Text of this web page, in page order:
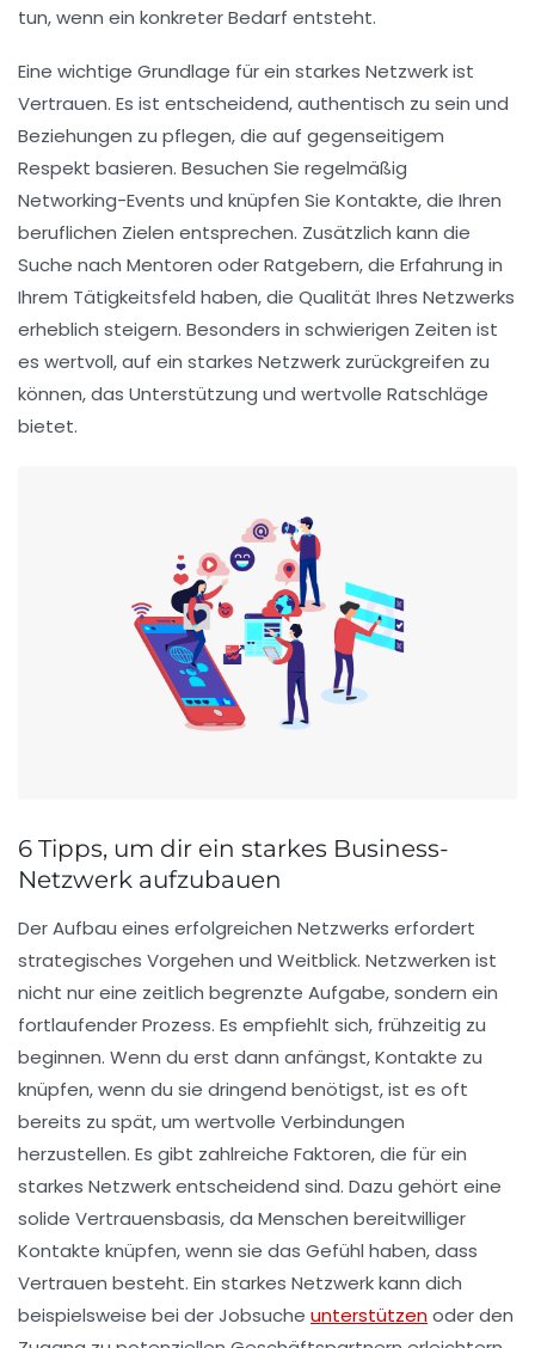
tun, wenn ein konkreter Bedarf entsteht.
Eine wichtige Grundlage für ein starkes Netzwerk ist
Vertrauen. Es ist entscheidend, authentisch zu sein und
Beziehungen zu pflegen, die auf gegenseitigem
Respekt basieren. Besuchen Sie regelmäßig
Networking-Events und knüpfen Sie Kontakte, die Ihren
beruflichen Zielen entsprechen. Zusätzlich kann die
Suche nach Mentoren oder Ratgebern, die Erfahrung in
Ihrem Tätigkeitsfeld haben, die Qualität Ihres Netzwerks
erheblich steigern. Besonders in schwierigen Zeiten ist
es wertvoll, auf ein starkes Netzwerk zurückgreifen zu
können, das Unterstützung und wertvolle Ratschläge
bietet.
6 Tipps, um dir ein starkes Business-
Netzwerk aufzubauen
Der Aufbau eines erfolgreichen Netzwerks erfordert
strategisches Vorgehen und Weitblick. Netzwerken ist
nicht nur eine zeitlich begrenzte Aufgabe, sondern ein
fortlaufender Prozess. Es empfiehlt sich, frühzeitig zu
beginnen. Wenn du erst dann anfängst, Kontakte zu
knüpfen, wenn du sie dringend benötigst, ist es oft
bereits zu spät, um wertvolle Verbindungen
herzustellen. Es gibt zahlreiche Faktoren, die für ein
starkes Netzwerk entscheidend sind. Dazu gehört eine
solide Vertrauensbasis, da Menschen bereitwilliger
Kontakte knüpfen, wenn sie das Gefühl haben, dass
Vertrauen besteht. Ein starkes Netzwerk kann dich
beispielsweise bei der Jobsuche unterstützenoder den